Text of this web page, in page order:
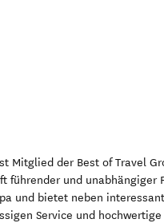
Mitglied der Best of Travel
führender und unabhängiger
und bietet neben
Service und hochwertige